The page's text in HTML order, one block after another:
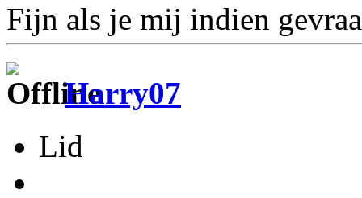
Fijn als je mij indien
Harry07
Lid